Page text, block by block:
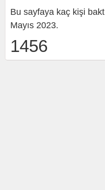
Bu sayfaya kaç kişi
Mayıs 2023.
1456